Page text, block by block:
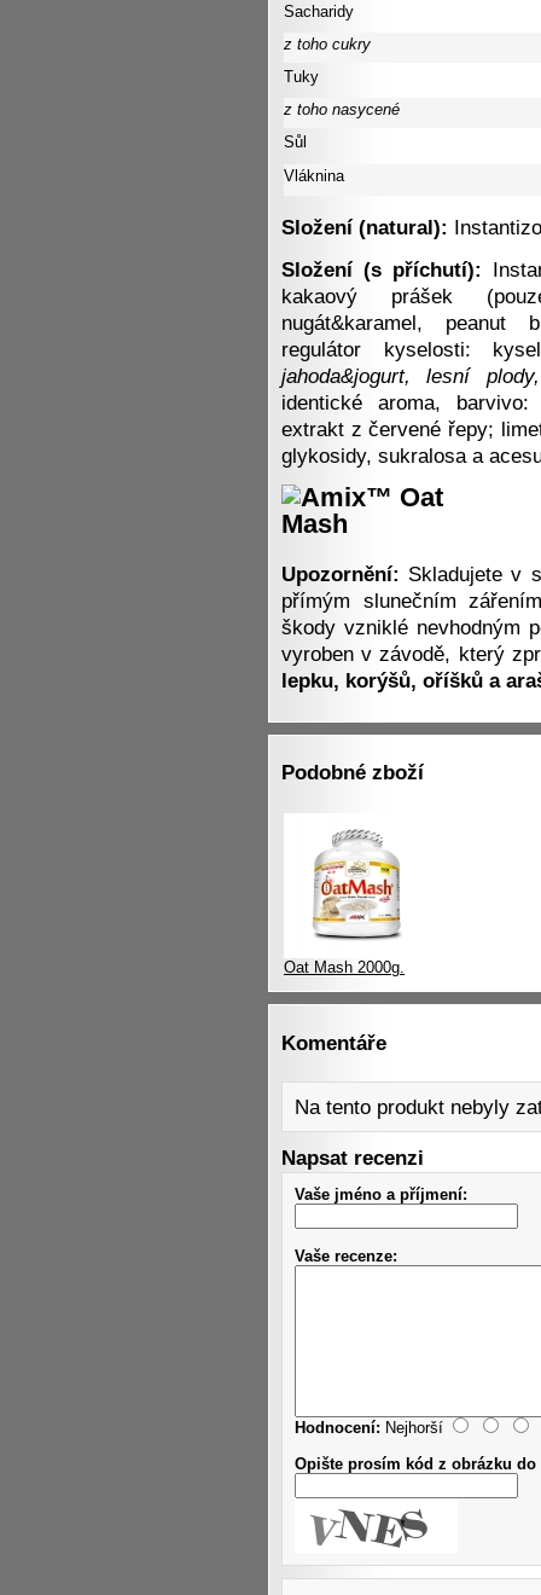
Sacharidy
z toho cukry
Tuky
z toho nasycené
Sůl
Vláknina
Složení (natural):
Složení (s příchutí):
kakaový prášek
nugát&karamel, peanut
regulátor kyselosti:
jahoda&jogurt, lesní
identické aroma,
extrakt z červené řepy;
glykosidy, sukralosa a
Upozornění: Skladujete v
přímým slunečním
škody vzniklé nevhodným
vyroben v závodě, který
lepku, korýšů, oříšků a
Podobné zboží
Oat Mash 2000g.
Komentáře
Na tento produkt nebyly
Napsat recenzi
Vaše jméno a příjmení:
Vaše recenze:
Hodnocení: Nejhorší
Opište prosím kód z obrázku do